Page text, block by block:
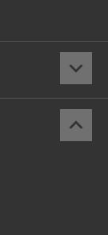
keyboard_arrow_down
keyboard_arrow_up